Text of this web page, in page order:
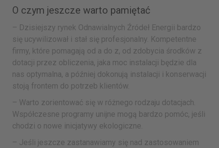
O czym jeszcze warto pamiętać
– Dzisiejszy rynek Odnawialnych Źródeł Energii bardzo
się ucywilizował i stał się profesjonalny. Kompetentne
firmy, które pomagają od a do z, od zdobycia środków z
dotacji przez obliczenia, jaka moc instalacji będzie dla
nas optymalna, a później dokonują instalacji i konserwacji
stoją frontem do potrzeb klientów.
– Warto zorientować się w różnego rodzaju dotacjach.
Współczesne programy unijne mogą bardzo pomóc, jeśli
chodzi o nowe inicjatywy ekologiczne.
– Jeśli jeszcze zastanawiamy się nad zastosowaniem